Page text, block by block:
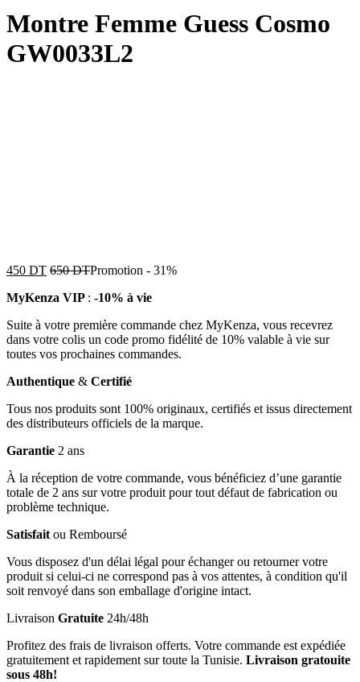
Montre Femme Guess Cosmo
GW0033L2
450 DT 650DTPromotion - 31%
MyKenza VIP : -10% à vie
Suite à votre première commande chez MyKenza, vous recevrez
dans votre colis un code promo fidélité de 10% valable à vie sur
toutes vos prochaines commandes.
Authentique & Certifié
Tous nos produits sont 100% originaux, certifiés et issus directement
des distributeurs officiels de la marque.
Garantie 2 ans
À la réception de votre commande, vous bénéficiez d’une garantie
totale de 2 ans sur votre produit pour tout défaut de fabrication ou
problème technique.
Satisfait ou Remboursé
Vous disposez d'un délai légal pour échanger ou retourner votre
produit si celui-ci ne correspond pas à vos attentes, à condition qu'il
soit renvoyé dans son emballage d'origine intact.
Livraison Gratuite 24h/48h
Profitez des frais de livraison offerts. Votre commande est expédiée
gratuitement et rapidement sur toute la Tunisie. Livraison gratouite
sous 48h!